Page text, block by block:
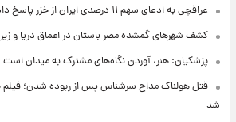
عراقچی به ادعای سهم ۱۱ درصدی ایران از خزر پاسخ داد
کشف شهرهای گمشده مصر باستان در اعماق دریا و
پزشکیان: هنر، آوردن نگاه‌های مشترک به میدان است
قتل هولناک مداح سرشناس پس از ربوده شدن؛ فیلم
شد